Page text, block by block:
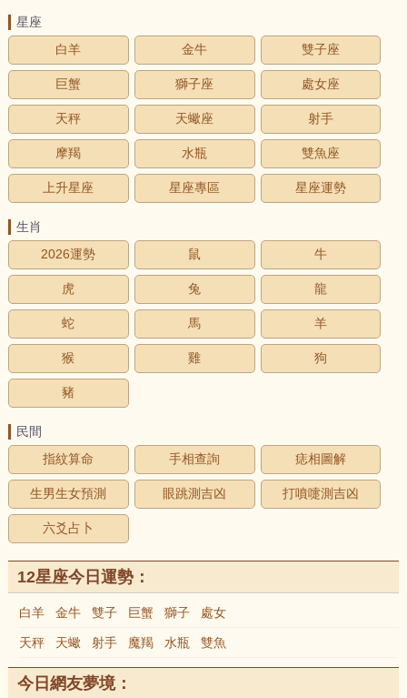
星座
白羊
金牛 雙子座
巨蟹 獅子座 處女座
天秤 天蠍座 射手
摩羯 水瓶 雙魚座
上升星座 星座專區 星座運勢
生肖
2026運勢
鼠 牛
虎 兔 龍
蛇 馬 羊
猴 雞 狗
豬
民間
指紋算命
手相查詢 痣相圖解
生男生女預測 眼跳測吉凶 打噴嚏測吉凶
六爻占卜
12星座今日運勢：
白羊 金牛 雙子 巨蟹 獅子 處女
天秤 天蠍 射手 魔羯 水瓶 雙魚
今日網友夢境：